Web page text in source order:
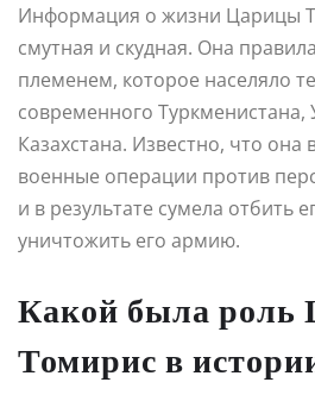
Информация о жизни Царицы
смутная и скудная. Она
племенем, которое населяло
современного Туркменистана,
Казахстана. Известно, что она
военные операции против
и в результате сумела отбить
уничтожить его армию.
Какой была
Томирис в